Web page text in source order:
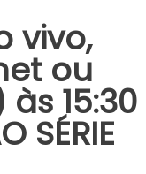
vivo,
ou
às 15:30
SÉRIE